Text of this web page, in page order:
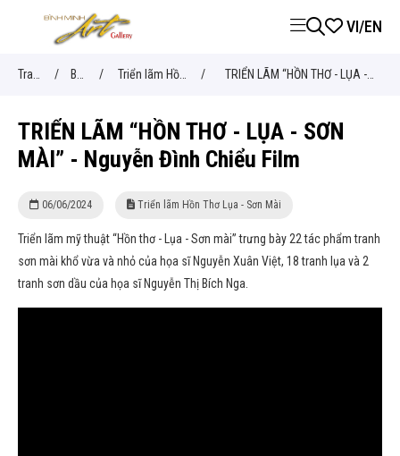
VI/EN
Trang / BÀI / Triển lãm Hồn
Mài
/ TRIỂN LÃM “HỒN THƠ - LỤA -
Film
TRIỂN LÃM “HỒN THƠ - LỤA - SƠN
MÀI” - Nguyễn Đình Chiểu Film
06/06/2024 Triển lãm Hồn Thơ Lụa - Sơn Mài
Triển lãm mỹ thuật “Hồn thơ - Lụa - Sơn mài” trưng bày 22 tác phẩm tranh
sơn mài khổ vừa và nhỏ của họa sĩ Nguyễn Xuân Việt, 18 tranh lụa và 2
tranh sơn dầu của họa sĩ Nguyễn Thị Bích Nga.